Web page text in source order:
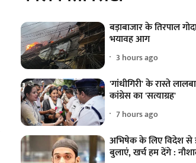
बड़ाबाजार के तिरपाल
भयावह आग
3 hours ago
'गांधीगिरी' के रास्ते
कांग्रेस का 'सत्याग्रह'
7 hours ago
अभिषेक के लिए विदेश से
बुलाएं, खर्च हम देंगे :